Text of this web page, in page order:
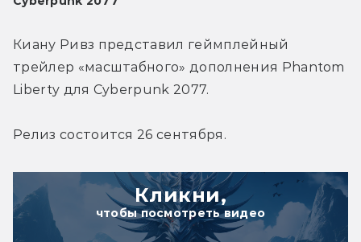
Киану Ривз представил геймплейный
трейлер «масштабного» дополнения Phantom
Liberty для Cyberpunk 2077.
Релиз состоится 26 сентября.
Кликни,
чтобы посмотреть видео